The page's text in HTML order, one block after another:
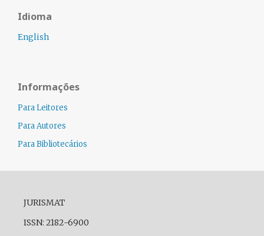
Idioma
English
Informações
Para Leitores
Para Autores
Para Bibliotecários
JURISMAT
ISSN: 2182-6900